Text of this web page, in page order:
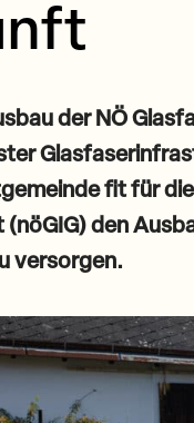
der NÖ
fit für
den
versorgen.